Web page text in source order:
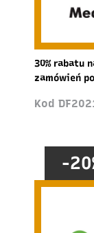
30% rabatu
zamówień
Kod
-